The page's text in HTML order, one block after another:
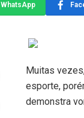
WhatsApp
Muitas
esporte,
demonstra